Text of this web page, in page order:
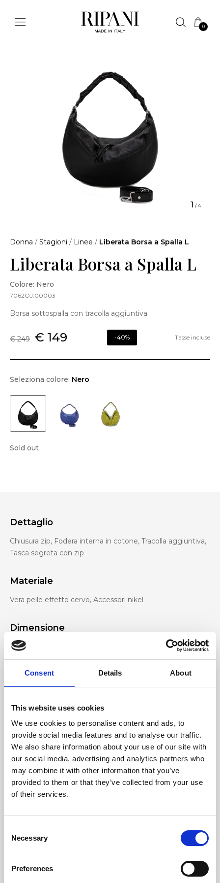
Consent Details About
This website uses cookies
We use cookies to personalise content and ads, to
provide social media features and to analyse our traffic.
We also share information about your use of our site with
our social media, advertising and analytics partners who
may combine it with other information that you’ve
provided to them or that they’ve collected from your use
of their services.
Selection
Necessary
Preferences
0
1 /4
Donna / Stagioni / Linee / Liberata Borsa a Spalla L
Liberata Borsa a Spalla L
Colore: Nero
7062OJ.00003
Borsa sottospalla con tracolla aggiuntiva
€ 249 € 149 -40% Tasse incluse
Seleziona colore: Nero
Sold out
Dettaglio
Chiusura zip, Fodera interna in cotone, Tracolla aggiuntiva,
Tasca segreta con zip
Materiale
Vera pelle effetto cervo, Accessori nikel
Dimensione
34 x 30 x 10 cm (l x a x p)